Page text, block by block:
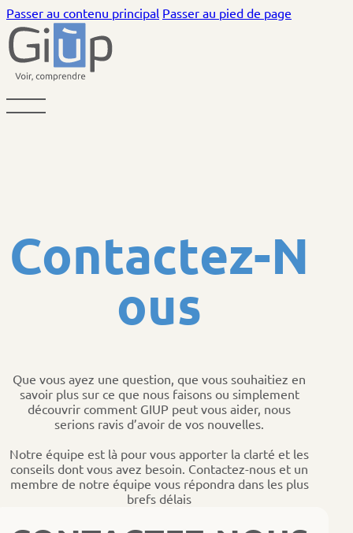
Passer au contenu principal Passer au pied de page
Contactez-N
ous
Que vous ayez une question, que vous souhaitiez en
savoir plus sur ce que nous faisons ou simplement
découvrir comment GIUP peut vous aider, nous
serions ravis d’avoir de vos nouvelles.
Notre équipe est là pour vous apporter la clarté et les
conseils dont vous avez besoin. Contactez-nous et un
membre de notre équipe vous répondra dans les plus
brefs délais